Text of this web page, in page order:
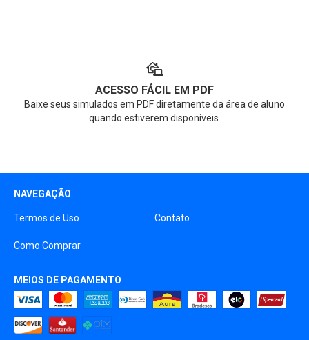
ACESSO FÁCIL EM PDF
Baixe seus simulados em PDF diretamente da área de aluno
quando estiverem disponíveis.
NAVEGAÇÃO
Termos de Uso Contato
Como Comprar
MEIOS DE PAGAMENTO